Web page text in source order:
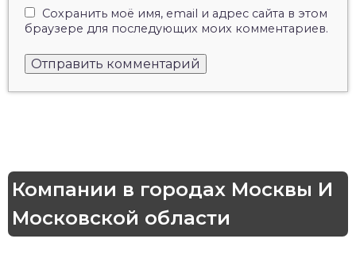
Сохранить моё имя, email и адрес сайта в этом
браузере для последующих моих комментариев.
Компании в городах Москвы И
Московской области